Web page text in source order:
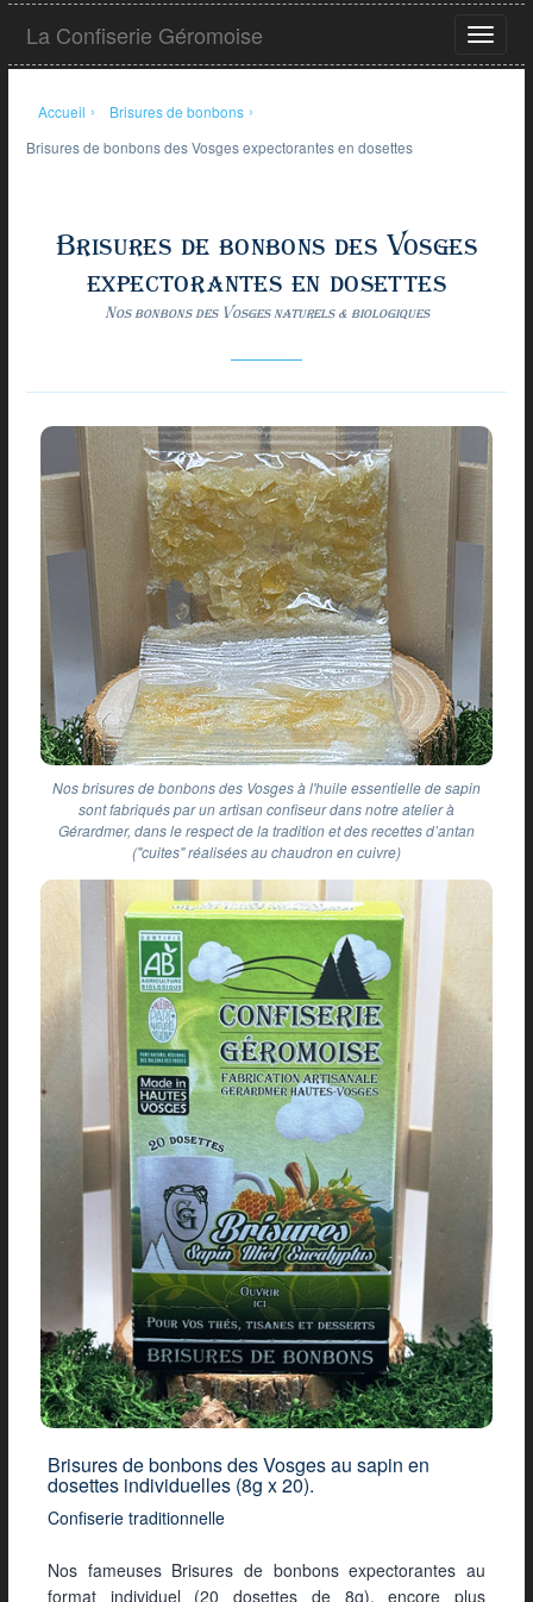
Aller
contenu
Ouvrir
le
La Confiserie Géromoise
Accueil › Brisures de bonbons ›
Brisures de bonbons des Vosges expectorantes en dosettes
Brisures de bonbons des Vosges
expectorantes en dosettes
Nos bonbons des Vosges naturels & biologiques
Nos brisures de bonbons des Vosges à l'huile essentielle de sapin
sont fabriqués par un artisan confiseur dans notre atelier à
Gérardmer, dans le respect de la tradition et des recettes d’antan
("cuites" réalisées au chaudron en cuivre)
Brisures de bonbons des Vosges au sapin en
dosettes individuelles (8g x 20).
Confiserie traditionnelle
Nos fameuses Brisures de bonbons expectorantes au
format individuel (20 dosettes de 8g), encore plus